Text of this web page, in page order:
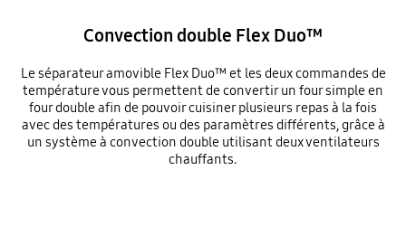
Convection double Flex Duo™
Le séparateur amovible Flex Duo™ et les deux commandes de
température vous permettent de convertir un four simple en
four double afin de pouvoir cuisiner plusieurs repas à la fois
avec des températures ou des paramètres différents, grâce à
un système à convection double utilisant deux ventilateurs
chauffants.